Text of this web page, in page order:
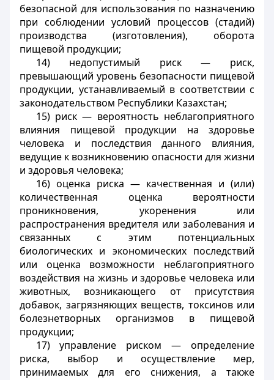
безопасной для использования по назначению
при соблюдении условий процессов (стадий)
производства (изготовления), оборота
пищевой продукции;
14) недопустимый риск — риск,
превышающий уровень безопасности пищевой
продукции, устанавливаемый в соответствии с
законодательством Республики Казахстан;
15) риск — вероятность неблагоприятного
влияния пищевой продукции на здоровье
человека и последствия данного влияния,
ведущие к возникновению опасности для жизни
и здоровья человека;
16) оценка риска — качественная и (или)
количественная оценка вероятности
проникновения, укоренения или
распространения вредителя или заболевания и
связанных с этим потенциальных
биологических и экономических последствий
или оценка возможности неблагоприятного
воздействия на жизнь и здоровье человека или
животных, возникающего от присутствия
добавок, загрязняющих веществ, токсинов или
болезнетворных организмов в пищевой
продукции;
17) управление риском — определение
риска, выбор и осуществление мер,
принимаемых для его снижения, а также